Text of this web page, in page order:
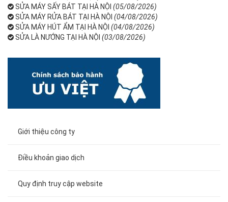
SỬA MÁY SẤY BÁT TẠI HÀ NỘI (05/08/2026)
SỬA MÁY RỬA BÁT TẠI HÀ NỘI (04/08/2026)
SỬA MÁY HÚT ẨM TẠI HÀ NỘI (04/08/2026)
SỬA LÀ NƯỚNG TẠI HÀ NỘI (03/08/2026)
Giới thiệu công ty
Điều khoản giao dịch
Quy định truy cập website